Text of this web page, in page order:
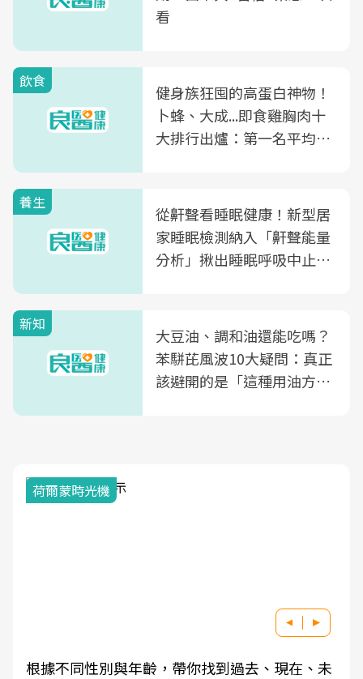
看
飲食
健身族狂囤的高蛋白神物！
卜蜂、大成...即食雞胸肉十
大排行出爐：第一名平均一
養生
從鼾聲看睡眠健康！新型居
家睡眠檢測納入「鼾聲能量
分析」揪出睡眠呼吸中止症
新知
大豆油、調和油還能吃嗎？
苯駢芘風波10大疑問：真正
該避開的是「這種用油方
荷爾蒙時光機
根據不同性別與年齡，帶你找到過去、現在、未